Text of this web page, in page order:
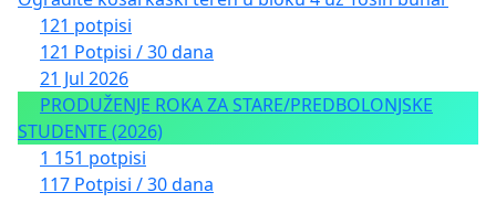
121 potpisi
121 Potpisi / 30 dana
21 Jul 2026
PRODUŽENJE ROKA ZA STARE/PREDBOLONJSKE
STUDENTE (2026)
1 151 potpisi
117 Potpisi / 30 dana